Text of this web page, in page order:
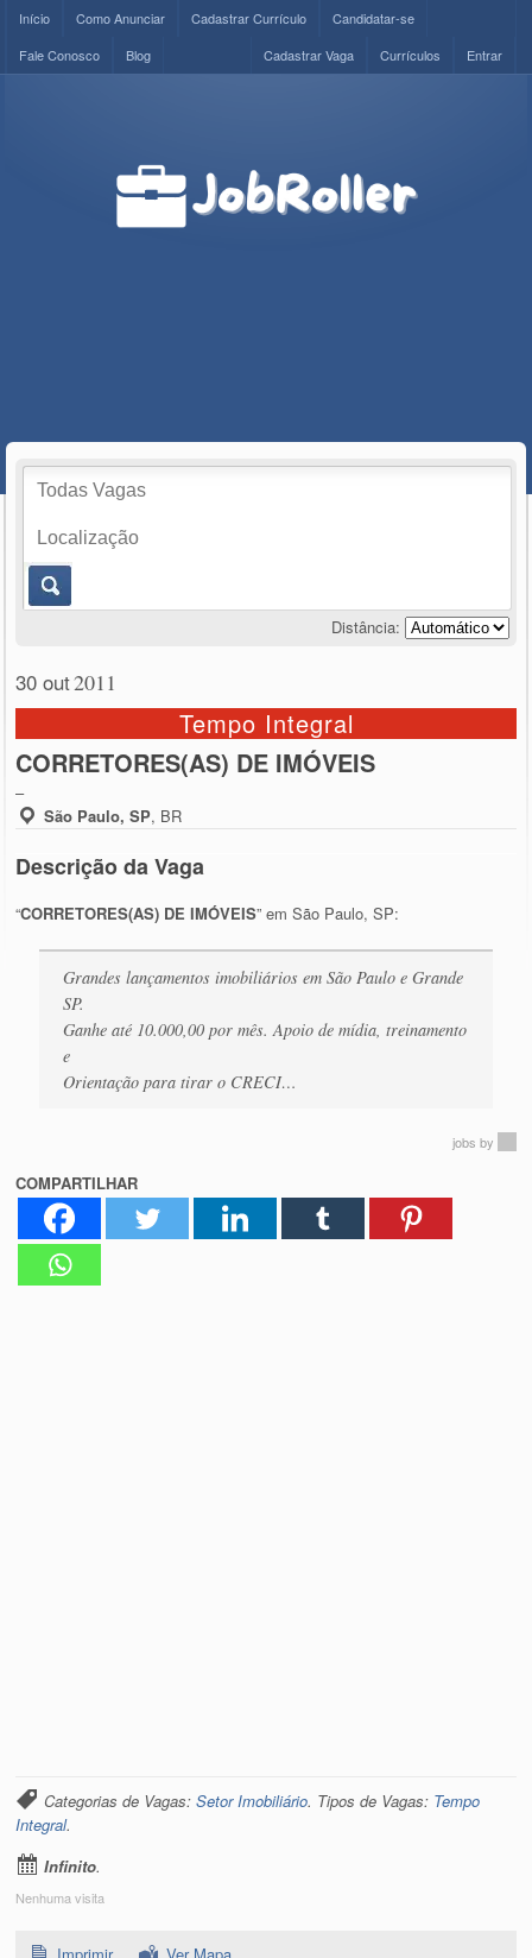
Início Como Anunciar Cadastrar Currículo
Candidatar-se
Fale Conosco
Blog Entrar
Currículos
Cadastrar Vaga
Distância:
30 out2011
Tempo Integral
CORRETORES(AS) DE IMÓVEIS
–
São Paulo, SP, BR
Descrição da Vaga
“CORRETORES(AS) DE IMÓVEIS” em São Paulo, SP:
Grandes lançamentos imobiliários em São Paulo e Grande
SP.
Ganhe até 10.000,00 por mês. Apoio de mídia, treinamento
e
Orientação para tirar o CRECI…
jobs by
COMPARTILHAR
Categorias de Vagas:Setor Imobiliário. Tipos de Vagas: Tempo
Integral.
Infinito.
Nenhuma visita